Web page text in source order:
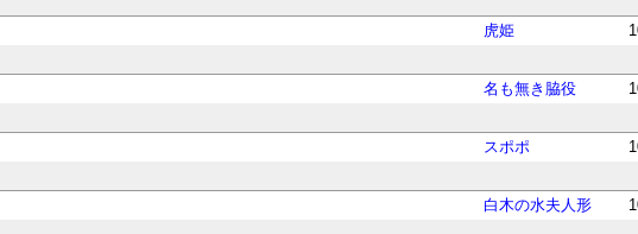
虎姫
名も無き脇役
スポポ
白木の水夫人形